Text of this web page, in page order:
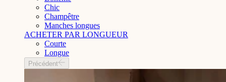
Chic
Champêtre
Manches longues
ACHETER PAR LONGUEUR
Courte
Longue
Précédent